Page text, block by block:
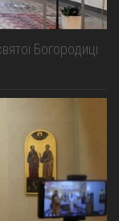
Богородиці